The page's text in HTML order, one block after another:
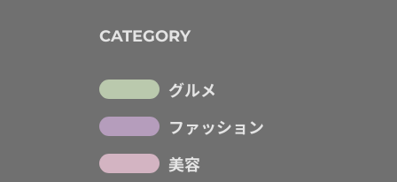
CATEGORY
グルメ
ファッション
美容